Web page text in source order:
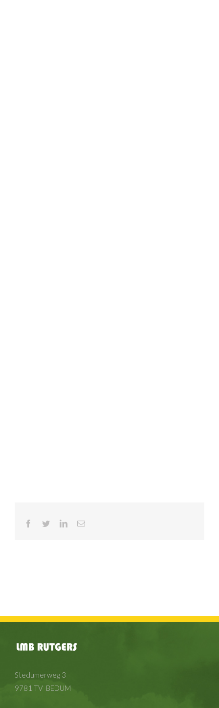
Facebook LinkedInE-
Stedumerweg 3
9781 TV BEDUM